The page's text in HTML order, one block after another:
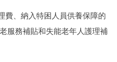
、納入特困人員供養保障的
服務補貼和失能老年人護理補